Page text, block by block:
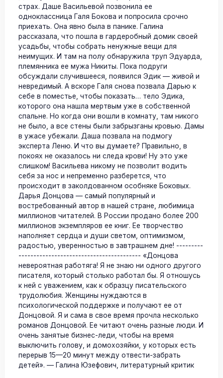
страх. Даше Васильевой позвонила ее
одноклассница Галя Бокова и попросила срочно
приехать. Она явно была в панике. Галина
рассказала, что пошла в гардеробный домик своей
усадьбы, чтобы собрать ненужные вещи для
неимущих. И там на полу обнаружила труп Эдуарда,
племянника ее мужа Никиты. Пока подруги
обсуждали случившееся, появился Эдик — живой и
невредимый. А вскоре Галя снова позвала Дарью к
себе в поместье, чтобы показать… тело Эдика,
которого она нашла мертвым уже в собственной
спальне. Но когда они вошли в комнату, там никого
не было, а все стены были забрызганы кровью. Дамы
в ужасе убежали. Даша позвала на подмогу
эксперта Леню. И что вы думаете? Правильно, в
покоях не оказалось ни следа крови! Ну это уже
слишком! Васильева никому не позволит водить
себя за нос и непременно разберется, что
происходит в заколдованном особняке Боковых.
Дарья Донцова — самый популярный и
востребованный автор в нашей стране, любимица
миллионов читателей. В России продано более 200
миллионов экземпляров ее книг. Ее творчество
наполняет сердца и души светом, оптимизмом,
радостью, уверенностью в завтрашнем дне! ---------
----------------------------------------- «Донцова
невероятная работяга! Я не знаю ни одного другого
писателя, который столько работал бы. Я отношусь
к ней с уважением, как к образцу писательского
трудолюбия. Женщины нуждаются в
психологической поддержке и получают ее от
Донцовой. Я и сама в свое время прочла несколько
романов Донцовой. Ее читают очень разные люди. И
очень занятые бизнес-леди, чтобы на время
выключить голову, и домохозяйки, у которых есть
перерыв 15—20 минут между отвести-забрать
детей». — Галина Юзефович, литературный критик